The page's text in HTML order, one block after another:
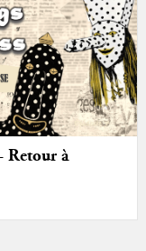
Retour à